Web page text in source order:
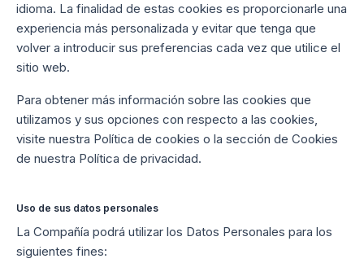
idioma. La finalidad de estas cookies es proporcionarle una
experiencia más personalizada y evitar que tenga que
volver a introducir sus preferencias cada vez que utilice el
sitio web.
Para obtener más información sobre las cookies que
utilizamos y sus opciones con respecto a las cookies,
visite nuestra Política de cookies o la sección de Cookies
de nuestra Política de privacidad.
Uso de sus datos personales
La Compañía podrá utilizar los Datos Personales para los
siguientes fines: